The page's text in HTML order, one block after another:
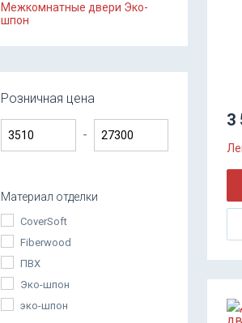
Межкомнатные двери Эко-
шпон
Розничная цена
-
Материал отделки
CoverSoft
Fiberwood
ПВХ
Эко-шпон
эко-шпон
3